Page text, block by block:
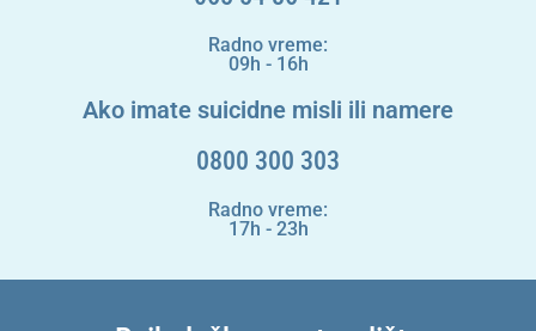
Radno vreme:
09h - 16h
Ako imate suicidne misli ili namere
0800 300 303
Radno vreme:
17h - 23h